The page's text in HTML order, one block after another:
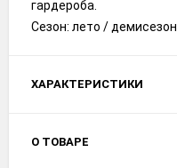
гардероба.
Сезон: лето / демисезон
ХАРАКТЕРИСТИКИ
О ТОВАРЕ